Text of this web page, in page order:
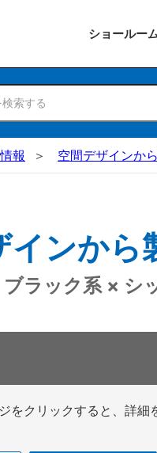
ショールー
報 空間デザインか
インから
ブラック系 × シ
をクリックすると、詳細